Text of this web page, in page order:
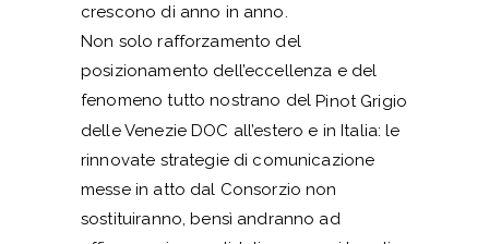
crescono di anno in anno.
Non solo rafforzamento del
posizionamento dell’eccellenza e del
fenomeno tutto nostrano delPinot Grigio
delle Venezie DOC all’estero e in Italia: le
rinnovate strategie di comunicazione
messe in atto dal Consorzio non
sostituiranno, bensì andranno ad